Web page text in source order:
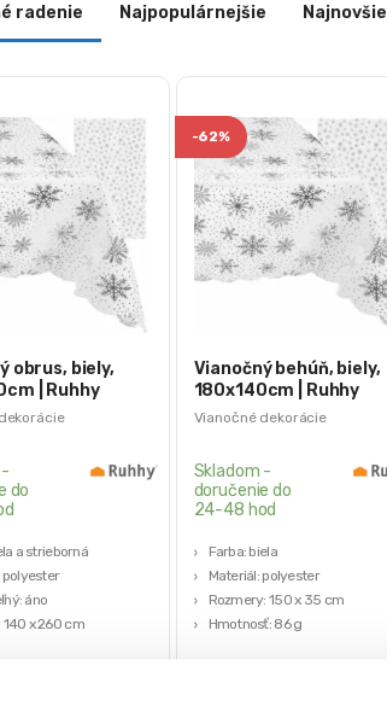
radenie Najpopulárnejšie Najnovšie
obrus, biely,
| Ruhhy
do
a strieborná
polyester
áno
x 260 cm
Vianočné dekorácie
-62%
Vianočný behúň, biely,
180x140cm | Ruhhy
Skladom -
doručenie do
24-48 hod
Farba: biela
Materiál: polyester
Rozmery: 150 x 35 cm
Hmotnosť: 86 g